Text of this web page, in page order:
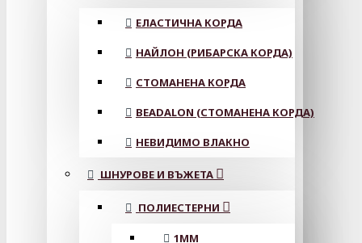
ЕЛАСТИЧНА КОРДА
НАЙЛОН (РИБАРСКА КОРДА)
СТОМАНЕНА КОРДА
BEADALON (СТОМАНЕНА КОРДА)
НЕВИДИМО ВЛАКНО
ШНУРОВЕ И ВЪЖЕТА
ПОЛИЕСТЕРНИ
1ММ